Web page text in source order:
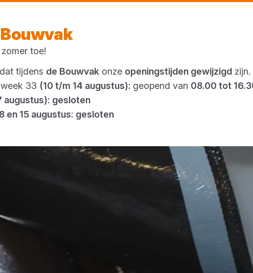
toe!
tijdens de Bouwvak onze openingstijden gewijzigd zijn.
33 (10 t/m 14 augustus): geopend van 08.00 tot
augustus): gesloten
en 15 augustus: gesloten